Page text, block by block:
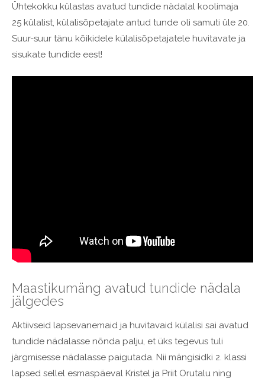
Ühtekokku külastas avatud tundide nädalal koolimaja
25 külalist, külalisõpetajate antud tunde oli samuti üle 20.
Suur-suur tänu kõikidele külalisõpetajatele huvitavate ja
sisukate tundide eest!
Maastikumäng avatud tundide nädala
jälgedes
Aktiivseid lapsevanemaid ja huvitavaid külalisi sai avatud
tundide nädalasse nõnda palju, et üks tegevus tuli
järgmisesse nädalasse paigutada. Nii mängisidki 2. klassi
lapsed sellel esmaspäeval Kristel ja Priit Orutalu ning